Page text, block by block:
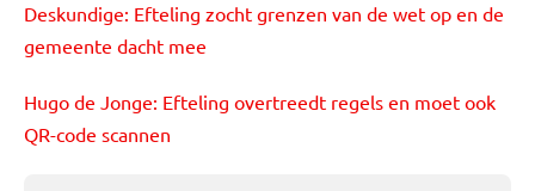
Deskundige: Efteling zocht grenzen van de wet op en de
gemeente dacht mee
Hugo de Jonge: Efteling overtreedt regels en moet ook
QR-code scannen